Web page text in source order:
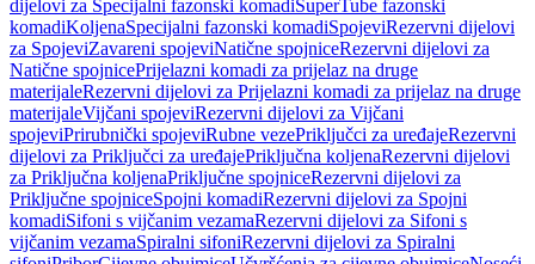
dijelovi za Specijalni fazonski komadiSuperTube fazonski
komadiKoljenaSpecijalni fazonski komadiSpojeviRezervni dijelovi
za SpojeviZavareni spojeviNatične spojniceRezervni dijelovi za
Natične spojnicePrijelazni komadi za prijelaz na druge
materijaleRezervni dijelovi za Prijelazni komadi za prijelaz na druge
materijaleVijčani spojeviRezervni dijelovi za Vijčani
spojeviPrirubnički spojeviRubne vezePriključci za uređajeRezervni
dijelovi za Priključci za uređajePriključna koljenaRezervni dijelovi
za Priključna koljenaPriključne spojniceRezervni dijelovi za
Priključne spojniceSpojni komadiRezervni dijelovi za Spojni
komadiSifoni s vijčanim vezamaRezervni dijelovi za Sifoni s
vijčanim vezamaSpiralni sifoniRezervni dijelovi za Spiralni